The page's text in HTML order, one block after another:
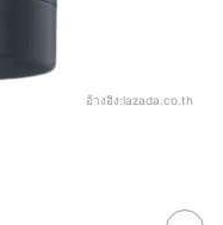
อ้างอิง:lazada.co.th